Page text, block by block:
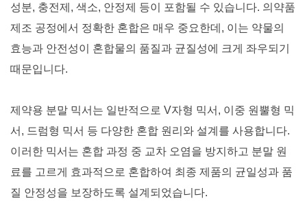
성분, 충전제, 색소, 안정제 등이 포함될 수 있습니다. 의약품
제조 공정에서 정확한 혼합은 매우 중요한데, 이는 약물의
효능과 안전성이 혼합물의 품질과 균질성에 크게 좌우되기
때문입니다.
제약용 분말 믹서는 일반적으로 V자형 믹서, 이중 원뿔형 믹
서, 드럼형 믹서 등 다양한 혼합 원리와 설계를 사용합니다.
이러한 믹서는 혼합 과정 중 교차 오염을 방지하고 분말 원
료를 고르게 효과적으로 혼합하여 최종 제품의 균일성과 품
질 안정성을 보장하도록 설계되었습니다.